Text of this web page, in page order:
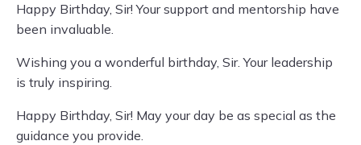
Happy Birthday, Sir! Your support and mentorship have
been invaluable.
Wishing you a wonderful birthday, Sir. Your leadership
is truly inspiring.
Happy Birthday, Sir! May your day be as special as the
guidance you provide.